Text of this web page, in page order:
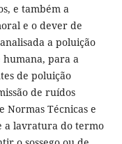
e também a
e o dever de
a poluição
humana, para a
de poluição
de ruídos
Normas Técnicas e
a lavratura do termo